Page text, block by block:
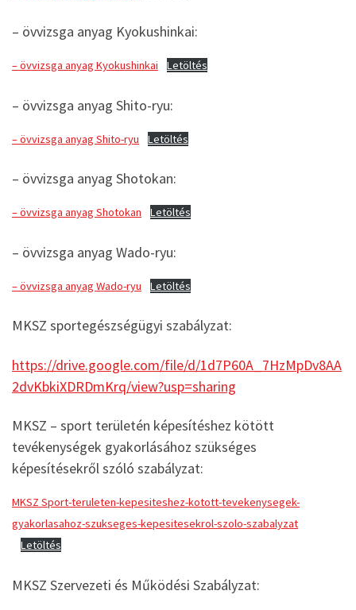
– övvizsga anyag Kyokushinkai:
– övvizsga anyag Kyokushinkai Letöltés
– övvizsga anyag Shito-ryu:
– övvizsga anyag Shito-ryu Letöltés
– övvizsga anyag Shotokan:
– övvizsga anyag Shotokan Letöltés
– övvizsga anyag Wado-ryu:
– övvizsga anyag Wado-ryu Letöltés
MKSZ sportegészségügyi szabályzat:
https://drive.google.com/file/d/1d7P60A_7HzMpDv8AA
2dvKbkiXDRDmKrq/view?usp=sharing
MKSZ – sport területén képesítéshez kötött
tevékenységek gyakorlásához szükséges
képesítésekről szóló szabályzat:
MKSZ Sport-teruleten-kepesiteshez-kotott-tevekenysegek-
gyakorlasahoz-szukseges-kepesitesekrol-szolo-szabalyzat
Letöltés
MKSZ Szervezeti és Működési Szabályzat: